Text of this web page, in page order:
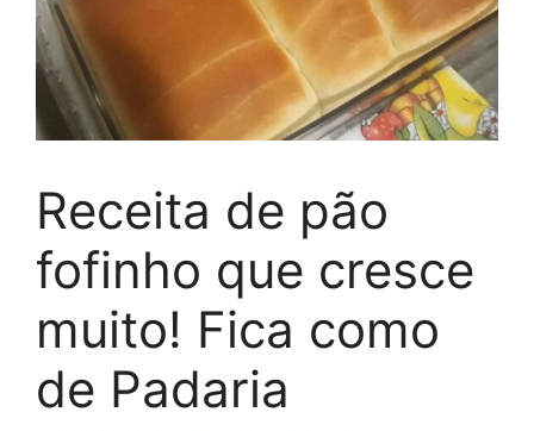
Receita de pão
fofinho que cresce
muito! Fica como
de Padaria